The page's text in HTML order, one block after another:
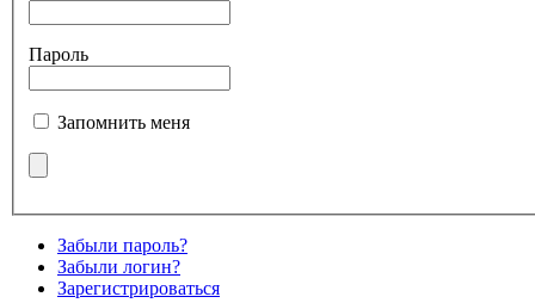
Пароль
Запомнить меня
Забыли пароль?
Забыли логин?
Зарегистрироваться